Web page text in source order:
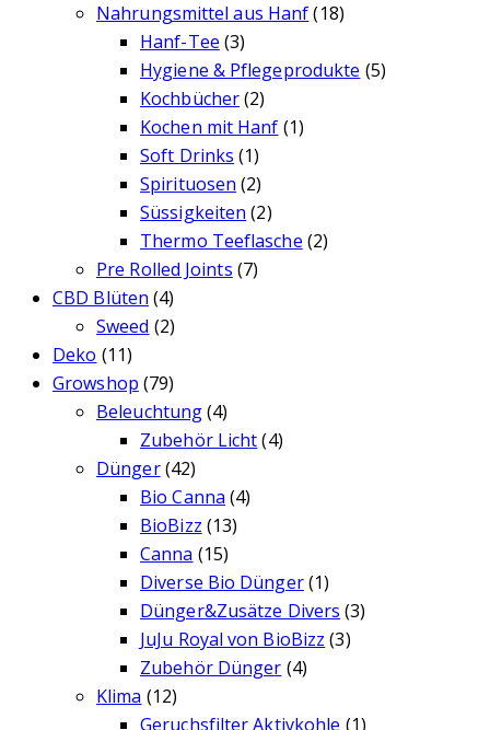
Nahrungsmittel aus Hanf (18)
Hanf-Tee (3)
Hygiene & Pflegeprodukte (5)
Kochbücher(2)
Kochen mit Hanf (1)
Soft Drinks (1)
Spirituosen (2)
Süssigkeiten (2)
Thermo Teeflasche (2)
Pre Rolled Joints (7)
CBD Blüten (4)
Sweed (2)
Deko (11)
Growshop (79)
Beleuchtung(4)
Zubehör Licht (4)
Dünger(42)
Bio Canna (4)
BioBizz (13)
Canna (15)
Diverse Bio Dünger(1)
Dünger&Zusätze Divers (3)
JuJu Royal von BioBizz (3)
Zubehör Dünger (4)
Klima (12)
Geruchsfilter Aktivkohle (1)